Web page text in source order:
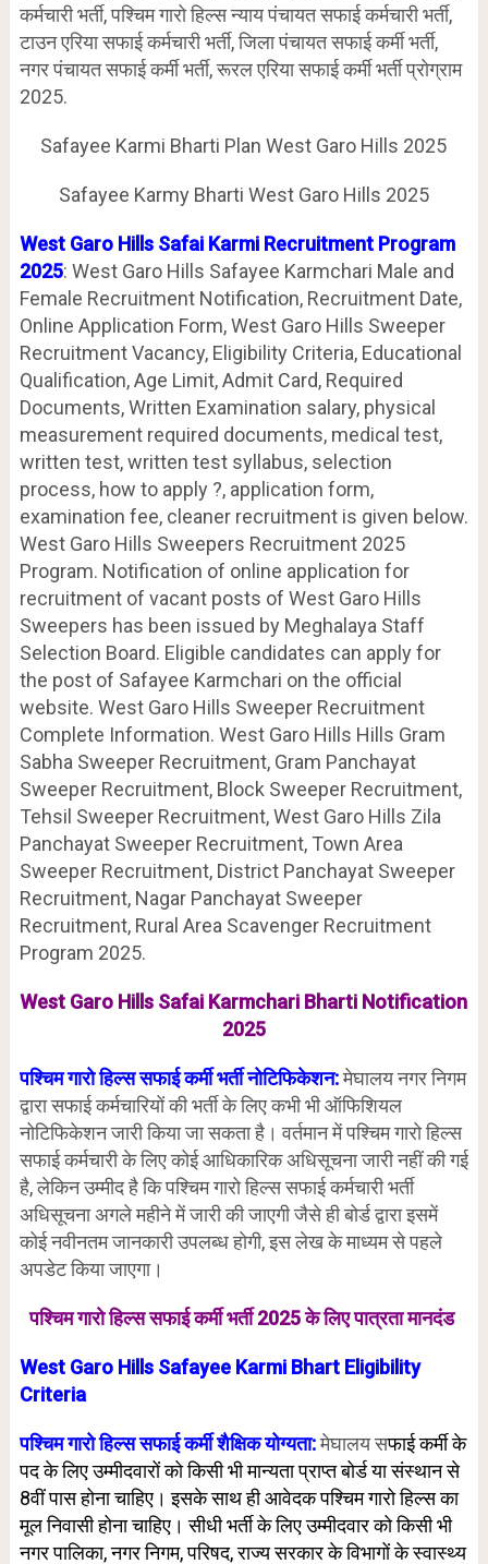
कर्मचारी भर्ती, पश्चिम गारो हिल्स न्याय पंचायत सफाई कर्मचारी भर्ती,
टाउन एरिया सफाई कर्मचारी भर्ती, जिला पंचायत सफाई कर्मी भर्ती,
नगर पंचायत सफाई कर्मी भर्ती, रूरल एरिया सफाई कर्मी भर्ती प्रोग्राम
2025.
Safayee Karmi Bharti Plan West Garo Hills 2025
Safayee Karmy Bharti West Garo Hills 2025
West Garo Hills Safai Karmi Recruitment Program
2025: West Garo Hills Safayee Karmchari Male and
Female Recruitment Notification, Recruitment Date,
Online Application Form, West Garo Hills Sweeper
Recruitment Vacancy, Eligibility Criteria, Educational
Qualification, Age Limit, Admit Card, Required
Documents, Written Examination salary, physical
measurement required documents, medical test,
written test, written test syllabus, selection
process, how to apply ?, application form,
examination fee, cleaner recruitment is given below.
West Garo Hills Sweepers Recruitment 2025
Program. Notification of online application for
recruitment of vacant posts of West Garo Hills
Sweepers has been issued by Meghalaya Staff
Selection Board. Eligible candidates can apply for
the post of Safayee Karmchari on the official
website. West Garo Hills Sweeper Recruitment
Complete Information. West Garo Hills Hills Gram
Sabha Sweeper Recruitment, Gram Panchayat
Sweeper Recruitment, Block Sweeper Recruitment,
Tehsil Sweeper Recruitment, West Garo Hills Zila
Panchayat Sweeper Recruitment, Town Area
Sweeper Recruitment, District Panchayat Sweeper
Recruitment, Nagar Panchayat Sweeper
Recruitment, Rural Area Scavenger Recruitment
Program 2025.
West Garo Hills Safai Karmchari Bharti Notification
2025
पश्चिम गारो हिल्स सफाई कर्मी भर्ती नोटिफिकेशन:मेघालय नगर निगम
द्वारा सफाई कर्मचारियों की भर्ती के लिए कभी भी ऑफिशियल
नोटिफिकेशन जारी किया जा सकता है। वर्तमान में पश्चिम गारो हिल्स
सफाई कर्मचारी के लिए कोई आधिकारिक अधिसूचना जारी नहीं की गई
है, लेकिन उम्मीद है कि पश्चिम गारो हिल्स सफाई कर्मचारी भर्ती
अधिसूचना अगले महीने में जारी की जाएगी जैसे ही बोर्ड द्वारा इसमें
कोई नवीनतम जानकारी उपलब्ध होगी, इस लेख के माध्यम से पहले
अपडेट किया जाएगा।
पश्चिम गारो हिल्स सफाई कर्मी भर्ती 2025 के लिए पात्रता मानदंड
West Garo Hills Safayee Karmi Bhart Eligibility
Criteria
पश्चिम गारो हिल्स सफाई कर्मी शैक्षिक योग्यता:मेघालय सफाई कर्मी के
पद के लिए उम्मीदवारों को किसी भी मान्यता प्राप्त बोर्ड या संस्थान से
8वीं पास होना चाहिए। इसके साथ ही आवेदक पश्चिम गारो हिल्स का
मूल निवासी होना चाहिए। सीधी भर्ती के लिए उम्मीदवार को किसी भी
नगर पालिका, नगर निगम, परिषद, राज्य सरकार के विभागों के स्वास्थ्य